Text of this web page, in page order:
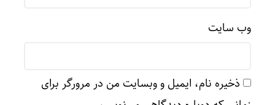
وب‌ سایت
ذخیره نام، ایمیل و وبسایت من در مرورگر برای